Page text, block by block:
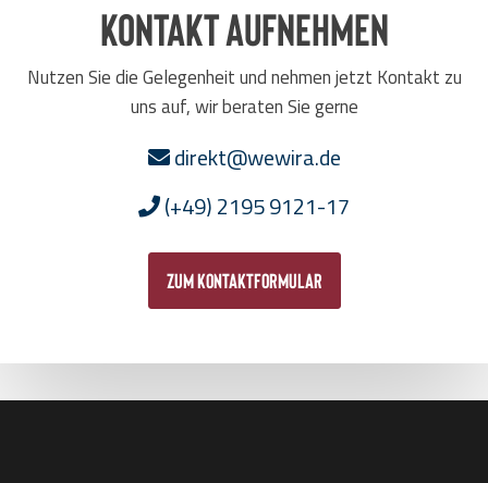
Kontakt aufnehmen
Nutzen Sie die Gelegenheit und nehmen jetzt Kontakt zu
uns auf, wir beraten Sie gerne
direkt@wewira.de
(+49) 2195 9121-17
zum Kontaktformular